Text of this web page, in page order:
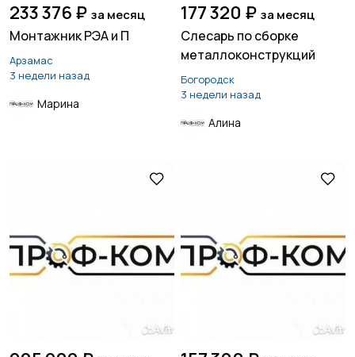
233 376 ₽ за месяц
Монтажник РЭА и П
Арзамас
3 недели назад
Марина
177 320 ₽ за месяц
Слесарь по сборке
металлоконструкций
Богородск
3 недели назад
Алина